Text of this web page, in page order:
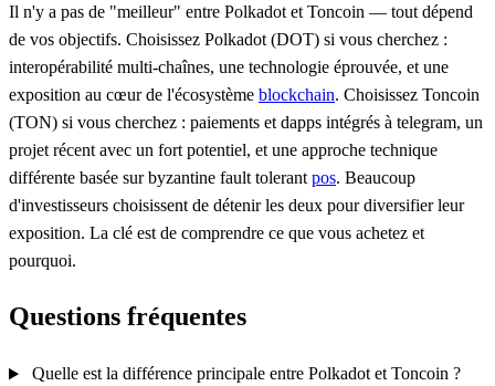
Il n'y a pas de "meilleur" entre Polkadot et Toncoin — tout dépend
de vos objectifs. Choisissez Polkadot (DOT) si vous cherchez :
interopérabilité multi-chaînes, une technologie éprouvée, et une
exposition au cœur de l'écosystème blockchain. Choisissez Toncoin
(TON) si vous cherchez : paiements et dapps intégrés à telegram, un
projet récent avec un fort potentiel, et une approche technique
différente basée sur byzantine fault tolerant pos. Beaucoup
d'investisseurs choisissent de détenir les deux pour diversifier leur
exposition. La clé est de comprendre ce que vous achetez et
pourquoi.
Questions fréquentes
Quelle est la différence principale entre Polkadot et Toncoin ?